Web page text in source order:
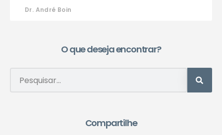
Dr. André Boin
O que deseja encontrar?
Compartilhe